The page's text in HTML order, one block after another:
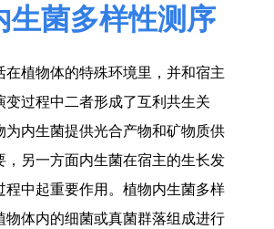
生菌多样性测序
在植物体的特殊环境里，并和宿主
变过程中二者形成了互利共生关
为内生菌提供光合产物和矿物质供
，另一方面内生菌在宿主的生长发
程中起重要作用。植物内生菌多样
物体内的细菌或真菌群落组成进行